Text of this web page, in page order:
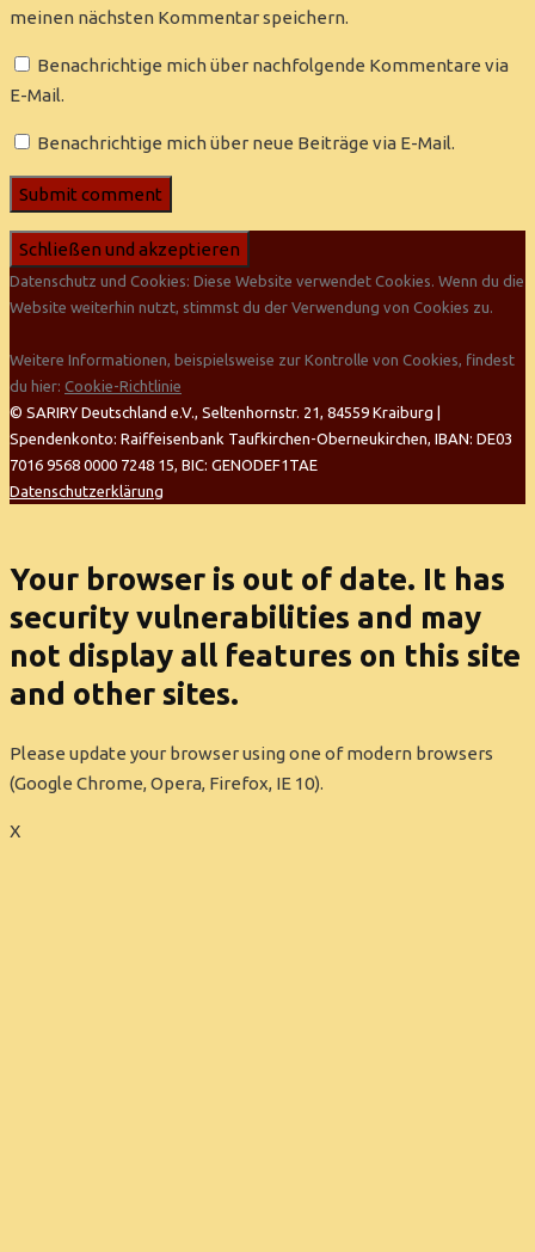
meinen nächsten Kommentar speichern.
Benachrichtige mich über nachfolgende Kommentare via
E-Mail.
Benachrichtige mich über neue Beiträge via E-Mail.
Datenschutz und Cookies: Diese Website verwendet Cookies. Wenn du die
Website weiterhin nutzt, stimmst du der Verwendung von Cookies zu.
Weitere Informationen, beispielsweise zur Kontrolle von Cookies, findest
du hier: Cookie-Richtlinie
© SARIRY Deutschland e.V., Seltenhornstr. 21, 84559 Kraiburg |
Spendenkonto: Raiffeisenbank Taufkirchen-Oberneukirchen, IBAN: DE03
7016 9568 0000 7248 15, BIC: GENODEF1TAE
Datenschutzerklärung
Your browser is out of date. It has
security vulnerabilities and may
not display all features on this site
and other sites.
Please update your browser using one of modern browsers
(Google Chrome, Opera, Firefox, IE 10).
X